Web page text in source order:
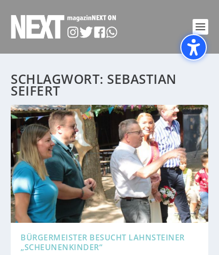
SCHLAGWORT: SEBASTIAN
SEIFERT
BÜRGERMEISTER BESUCHT LAHNSTEINER
„SCHEUNENKINDER“